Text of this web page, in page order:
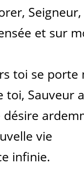
et sur
toi se porte
toi, Sauveur
désire
vie
infinie.